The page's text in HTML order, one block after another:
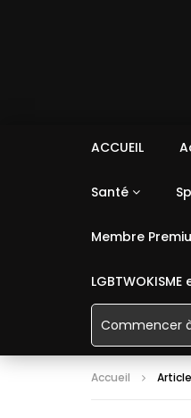
ACCUEIL
Santé
Membre
Accueil